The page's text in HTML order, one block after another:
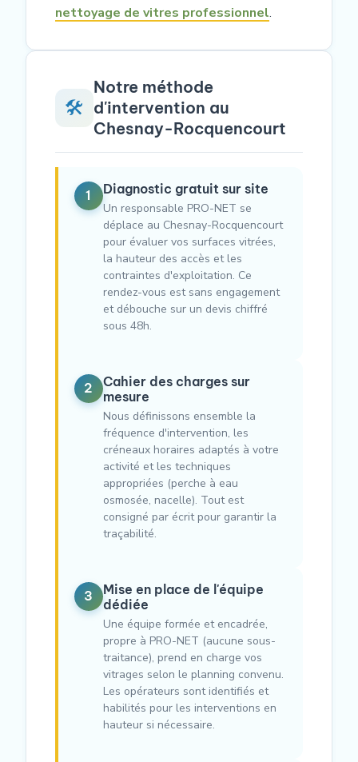
nettoyage de vitres professionnel.
🛠️
Notre méthode
d'intervention au
Chesnay-Rocquencourt
1 Diagnostic gratuit sur site
Un responsable PRO-NET se
déplace au Chesnay-Rocquencourt
pour évaluer vos surfaces vitrées,
la hauteur des accès et les
contraintes d'exploitation. Ce
rendez-vous est sans engagement
et débouche sur un devis chiffré
sous 48h.
2
Cahier des charges sur
mesure
Nous définissons ensemble la
fréquence d'intervention, les
créneaux horaires adaptés à votre
activité et les techniques
appropriées (perche à eau
osmosée, nacelle). Tout est
consigné par écrit pour garantir la
traçabilité.
3
Mise en place de l'équipe
dédiée
Une équipe formée et encadrée,
propre à PRO-NET (aucune sous-
traitance), prend en charge vos
vitrages selon le planning convenu.
Les opérateurs sont identifiés et
habilités pour les interventions en
hauteur si nécessaire.